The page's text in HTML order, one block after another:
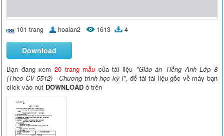
101 trang hoaian2 1613 4
Download
Bạn đang xem20 trang mẫu của tài liệu "Giáo án Tiếng Anh Lớp 8
(Theo CV 5512) - Chương trình học kỳ I", để tải tài liệu gốc về máy bạn
click vào nút DOWNLOAD ở trên